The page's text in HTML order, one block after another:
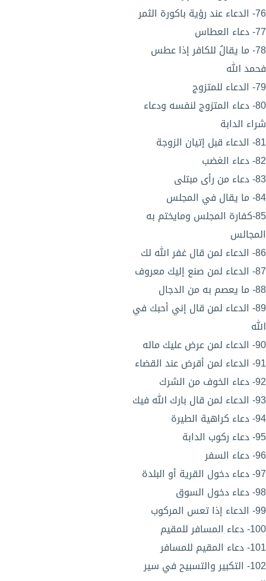
76- الدعاء عند رؤية باكورة الثمر
77- دعاء العطاس
78- ما يقالُ للكافر إذا عطس
فحمد الله
79- الدعاء للمتزوج
80- دعاء المتزوج لنفسه ودعاء
شراء الدابة
81- الدعاء قبل إتيان الزوجة
82- دعاء الغضب
83- دعاء من رأى مبتلى
84- ما يقال في المجلس
85-كفارة المجلس ومايختم به
المجالس
86- الدعاء لمن قال غفر الله لك
87- الدعاء لمن صنع إليك معروف
88- ما يعصم به من الدجال
89- الدعاء لمن قال إني أحبك في
الله
90- الدعاء لمن عرض عليك ماله
91- الدعاء لمن أقرض عند القضاء
92- دعاء الخوف من الشرك
93- الدعاء لمن قال بارك الله فيك
94- دعاء كراهية الطيرة
95- دعاء ركوب الدابة
96- دعاء السفر
97- دعاء دخول القرية أو البلدة
98- دعاء دخول السوق
99- الدعاء إذا تعس المركوب
100- دعاء المسافر للمقيم
101- دعاء المقيم للمسافر
102- التكبير والتسبيح في سير